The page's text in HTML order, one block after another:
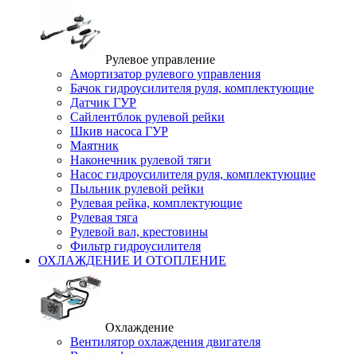
Рулевое управление
Амортизатор рулевого управления
Бачок гидроусилителя руля, комплектующие
Датчик ГУР
Сайлентблок рулевой рейки
Шкив насоса ГУР
Маятник
Наконечник рулевой тяги
Насос гидроусилителя руля, комплектующие
Пыльник рулевой рейки
Рулевая рейка, комплектующие
Рулевая тяга
Рулевой вал, крестовины
Фильтр гидроусилителя
ОХЛАЖДЕНИЕ И ОТОПЛЕНИЕ
Охлаждение
Вентилятор охлаждения двигателя